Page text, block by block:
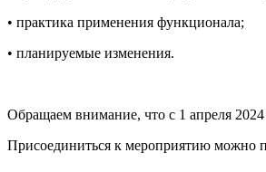
• практика применения функционала;
• планируемые изменения.
Обращаем внимание, что с 1 апреля
Присоединиться к мероприятию можно